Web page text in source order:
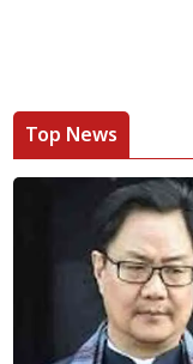
Top News